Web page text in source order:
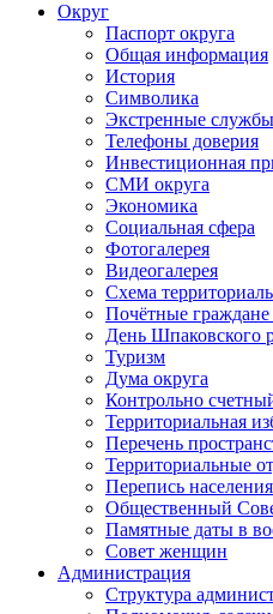
Округ
Паспорт округа
Общая информация
История
Символика
Экстренные службы
Телефоны доверия
Инвестиционная
СМИ округа
Экономика
Социальная сфера
Фотогалерея
Видеогалерея
Схема
Почётные граждане
День Шпаковского
Туризм
Дума округа
Контрольно
Территориальная
Перечень
Территориальные
Перепись
Общественный
Памятные даты в
Совет женщин
Администрация
Структура